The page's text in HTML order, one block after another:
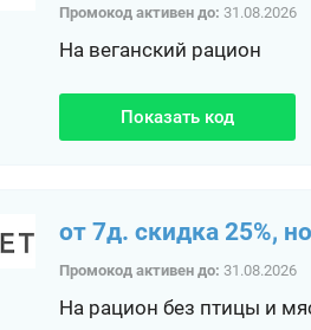
Промокод активен до: 31.08.2026
На веганский рацион
Показать код
от 7д. скидка 25%,
Промокод активен до: 31.08.2026
На рацион без птицы и